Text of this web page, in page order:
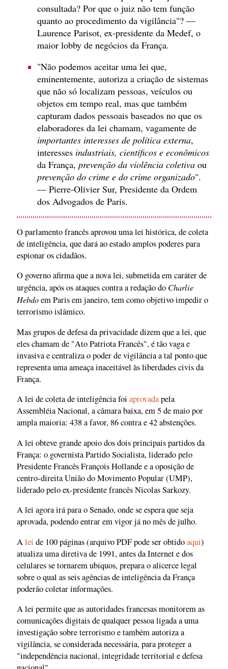
consultada? Por que o juiz não tem função
quanto ao procedimento da vigilância"? —
Laurence Parisot, ex-presidente da Medef, o
maior lobby de negócios da França.
"Não podemos aceitar uma lei que,
eminentemente, autoriza a criação de sistemas
que não só localizam pessoas, veículos ou
objetos em tempo real, mas que também
capturam dados pessoais baseados no que os
elaboradores da lei chamam, vagamente de
importantes interesses de política externa,
interesses industriais, científicos e econômicos
da França, prevenção da violência coletiva ou
prevenção do crime e do crime organizado".
— Pierre-Olivier Sur, Presidente da Ordem
dos Advogados de Paris.
O parlamento francês aprovou uma lei histórica, de coleta
de inteligência, que dará ao estado amplos poderes para
espionar os cidadãos.
O governo afirma que a nova lei, submetida em caráter de
urgência, após os ataques contra a redação do Charlie
Hebdoem Paris em janeiro, tem como objetivo impedir o
terrorismo islâmico.
Mas grupos de defesa da privacidade dizem que a lei, que
eles chamam de "Ato Patriota Francês", é tão vaga e
invasiva e centraliza o poder de vigilância a tal ponto que
representa uma ameaça inaceitável às liberdades civis da
França.
A lei de coleta de inteligência foi aprovadapela
Assembléia Nacional, a câmara baixa, em 5 de maio por
ampla maioria: 438 a favor, 86 contra e 42 abstenções.
A lei obteve grande apoio dos dois principais partidos da
França: o governista Partido Socialista, liderado pelo
Presidente Francês François Hollande e a oposição de
centro-direita União do Movimento Popular (UMP),
liderado pelo ex-presidente francês Nicolas Sarkozy.
A lei agora irá para o Senado, onde se espera que seja
aprovada, podendo entrar em vigor já no mês de julho.
Alei de 100 páginas (arquivo PDF pode ser obtidoaqui)
atualiza uma diretiva de 1991, antes da Internet e dos
celulares se tornarem ubíquos, prepara o alicerce legal
sobre o qual as seis agências de inteligência da França
poderão coletar informações.
A lei permite que as autoridades francesas monitorem as
comunicações digitais de qualquer pessoa ligada a uma
investigação sobre terrorismo e também autoriza a
vigilância, se considerada necessária, para proteger a
"independência nacional, integridade territorial e defesa